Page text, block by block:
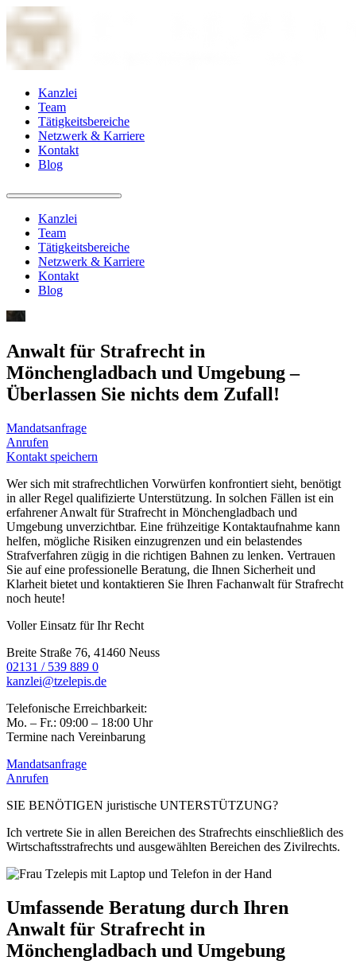
Kanzlei
Team
Tätigkeitsbereiche
Netzwerk & Karriere
Kontakt
Blog
Kanzlei
Team
Tätigkeitsbereiche
Netzwerk & Karriere
Kontakt
Blog
Anwalt für Strafrecht in
Mönchengladbach und Umgebung –
Überlassen Sie nichts dem Zufall!
Mandatsanfrage
Anrufen
Kontakt speichern
Wer sich mit strafrechtlichen Vorwürfen konfrontiert sieht, benötigt
in aller Regel qualifizierte Unterstützung. In solchen Fällen ist ein
erfahrener Anwalt für Strafrecht in Mönchengladbach und
Umgebung unverzichtbar. Eine frühzeitige Kontaktaufnahme kann
helfen, mögliche Risiken einzugrenzen und ein belastendes
Strafverfahren zügig in die richtigen Bahnen zu lenken. Vertrauen
Sie auf eine professionelle Beratung, die Ihnen Sicherheit und
Klarheit bietet und kontaktieren Sie Ihren Fachanwalt für Strafrecht
noch heute!
Voller Einsatz für Ihr Recht
Breite Straße 76, 41460 Neuss
02131 / 539 889 0
kanzlei@tzelepis.de
Telefonische Erreichbarkeit:
Mo. – Fr.: 09:00 – 18:00 Uhr
Termine nach Vereinbarung
Mandatsanfrage
Anrufen
SIE BENÖTIGEN juristische UNTERSTÜTZUNG?
Ich vertrete Sie in allen Bereichen des Strafrechts einschließlich des
Wirtschaftsstrafrechts und ausgewählten Bereichen des Zivilrechts.
Umfassende Beratung durch Ihren
Anwalt für Strafrecht in
Mönchengladbach und Umgebung